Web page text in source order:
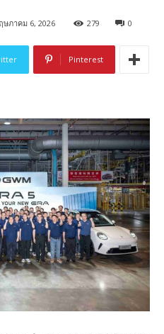
ษภาคม 6, 2026 279 0
Pinterest